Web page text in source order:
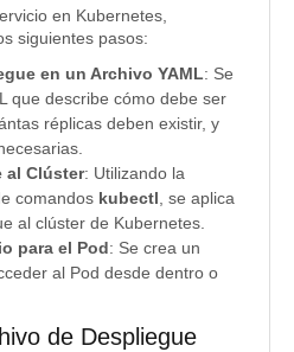
en Kubernetes,
siguientes pasos:
en un Archivo YAML: Se
que describe cómo debe ser
réplicas deben existir, y
al Clúster: Utilizando la
comandos kubectl , se aplica
al clúster de Kubernetes.
para el Pod: Se crea un
al Pod desde dentro o
de Despliegue